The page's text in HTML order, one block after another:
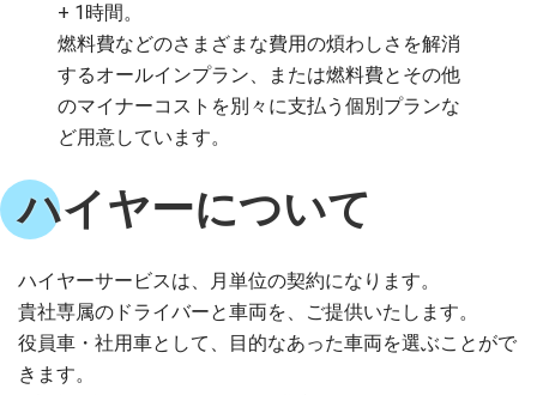
+ 1時間。
燃料費などのさまざまな費用の煩わしさを解消
するオールインプラン、または燃料費とその他
のマイナーコストを別々に支払う個別プランな
ど用意しています。
ハイヤーについて
ハイヤーサービスは、月単位の契約になります。
貴社専属のドライバーと車両を、ご提供いたします。
役員車・社用車として、目的なあった車両を選ぶことがで
きます。